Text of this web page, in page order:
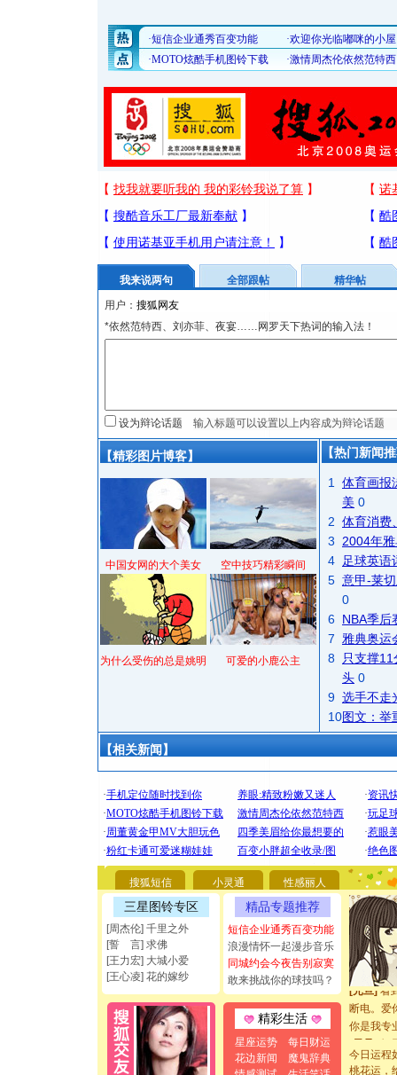
我来说两句 全部跟帖
精华帖
用户：
*依然范特西、刘亦菲、夜宴……网罗天下热词的输入法！
设为辩论话题
【精彩图片博客】
中国女网的大个美女 空中技巧精彩瞬间
为什么受伤的总是姚明 可爱的小鹿公主
【热门新闻
1
体育画报
美 0
2 体育消费
3
2004年
4
足球英语
5 意甲-莱
0
6 NBA季后
7
雅典奥运
8
只支撑
头 0
9 选手不走
10图文：举
【相关新闻】
搜狐短信 小灵通 性感丽人
三星图铃专区
[周杰伦] 千里之外
[誓 言] 求佛
[王力宏] 大城小爱
[王心凌] 花的嫁纱
精品专题推荐
短信企业通秀百变功能
浪漫情怀一起漫步音乐
同城约会今夜告别寂寞
敢来挑战你的球技吗？
精彩生活
星座运势
每日财运
花边新闻
魔鬼辞典
你太多
要平安
[圣诞节]
能正大光
都要快乐
[圣诞节]
如意,快
[元旦]看
断电。爱
你是我专
[元旦]
如
起；二是
离。水晶
今日运程
桃花运，